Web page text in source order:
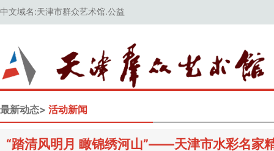
中文域名:天津市群众艺术馆.公益
最新动态> 活动新闻
“踏清风明月 瞰锦绣河山”——天津市水彩名家